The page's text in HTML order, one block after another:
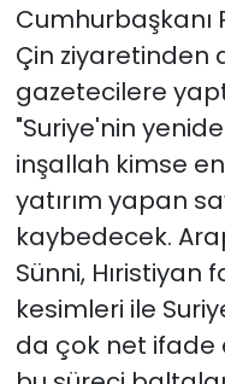
Cumhurbaşkanı
Çin ziyaretinden
gazetecilere
"Suriye'nin
inşallah kimse
yatırım yapan
kaybedecek.
Sünni, Hıristiyan
kesimleri ile
da çok net ifade